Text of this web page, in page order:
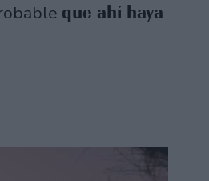
que ahí haya